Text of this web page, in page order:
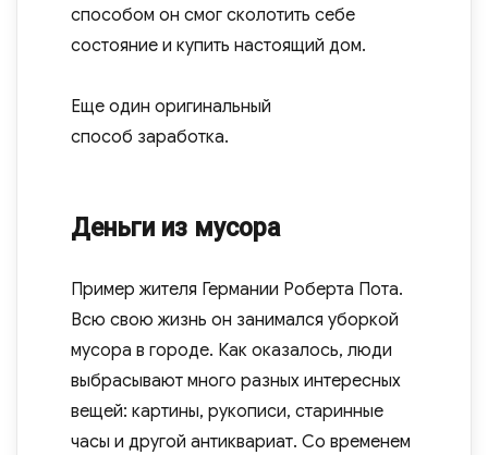
способом он смог сколотить себе
состояние и купить настоящий дом.
Еще один оригинальный
способ заработка.
Деньги из мусора
Пример жителя Германии Роберта Пота.
Всю свою жизнь он занимался уборкой
мусора в городе. Как оказалось, люди
выбрасывают много разных интересных
вещей: картины, рукописи, старинные
часы и другой антиквариат. Со временем